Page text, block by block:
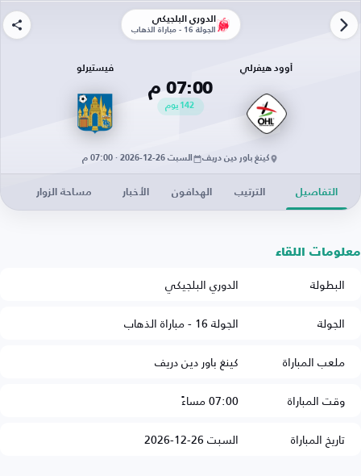
الدوري البلجيكي
الجولة 16 - مباراة الذهاب
أوود هيفرلي
07:00 م
142 يوم
فيستيرلو
كينغ باور دين دريف السبت 26-12-2026 · 07:00 م
التفاصيل الترتيب الهدافون الأخبار مساحة الزوار
معلومات اللقاء
البطولة
الدوري البلجيكي
الجولة
الجولة 16 - مباراة الذهاب
ملعب المباراة
كينغ باور دين دريف
وقت المباراة
07:00 مساءً
تاريخ المباراة
السبت 26-12-2026